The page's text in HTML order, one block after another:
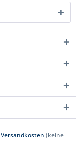
Versandkosten (keine